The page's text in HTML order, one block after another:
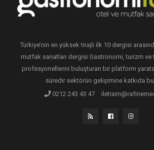
Türkiye’nin en yüksek tirajlı ilk 10 dergisi
mutfak sanatları dergisi Gastronomi, turizm
profesyonellerini buluşturan bir platform
süredir sektörün gelişimine katkıda
0212 243 43 47